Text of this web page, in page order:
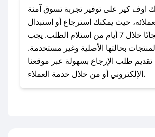
### كيف تحصل على كوبونات خصم حصرية من
ماجيك اوف كير؟
كوبونات وخصومات حصرية، قم بما
يلي:
- اضغط على أيقونة متابعة لمتجر ماجيك اوف كير
في تطبيق صحصح.
اوف كير على توفير تجربة تسوق آمنة
حيث يمكنك استرجاع أو استبدال
المنتجات مجانًا خلال 7 أيام من استلام الطلب. يجب
بحالتها الأصلية وغير مستخدمة.
طلب الإرجاع بسهولة عبر موقعنا
الإلكتروني أو من خلال خدمة العملاء.